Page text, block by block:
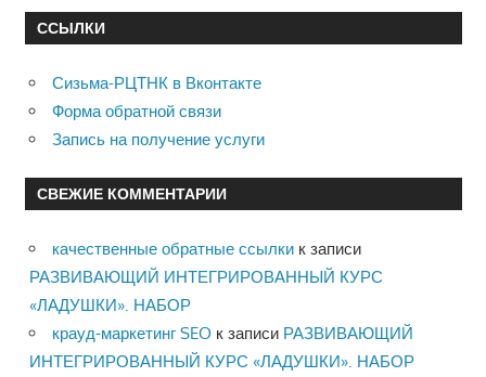
ССЫЛКИ
Сизьма-РЦТНК в Вконтакте
Форма обратной связи
Запись на получение услуги
СВЕЖИЕ КОММЕНТАРИИ
качественные обратные ссылки к записи
РАЗВИВАЮЩИЙ ИНТЕГРИРОВАННЫЙ КУРС
«ЛАДУШКИ». НАБОР
крауд-маркетинг SEO к записи РАЗВИВАЮЩИЙ
ИНТЕГРИРОВАННЫЙ КУРС «ЛАДУШКИ». НАБОР